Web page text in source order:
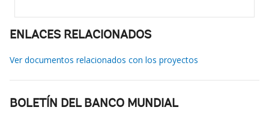
ENLACES RELACIONADOS
Ver documentos relacionados con los proyectos
BOLETÍN DEL BANCO MUNDIAL